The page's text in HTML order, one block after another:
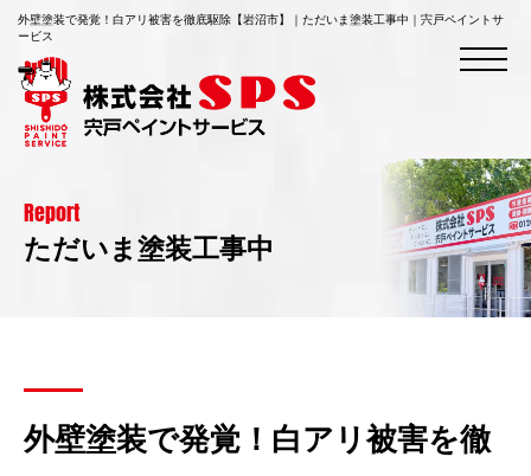
外壁塗装で発覚！白アリ被害を徹底駆除【岩沼市】｜ただいま塗装工事中｜宍戸ペイントサ
ービス
Report
ただいま塗装工事中
外壁塗装で発覚！白アリ被害を徹